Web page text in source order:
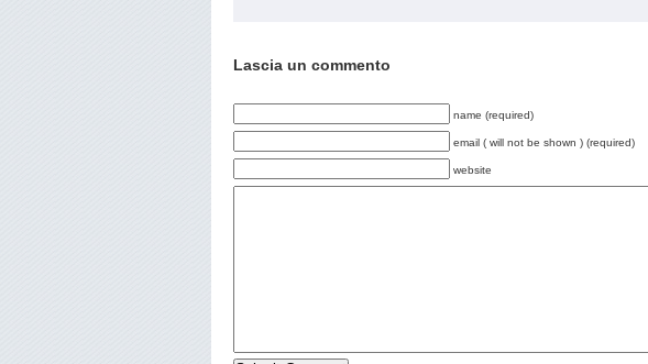
Lascia un commento
name (required)
email ( will not be shown ) (required)
website